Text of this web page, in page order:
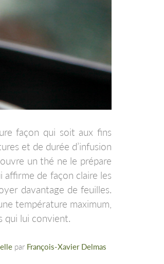
façon qui soit aux fins
et de durée d’infusion
un thé ne le prépare
affirme de façon claire les
davantage de feuilles.
température maximum,
qui lui convient.
par François-Xavier Delmas